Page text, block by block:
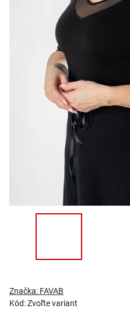
Kód:Zvoľte variant
Značka: FAVAB